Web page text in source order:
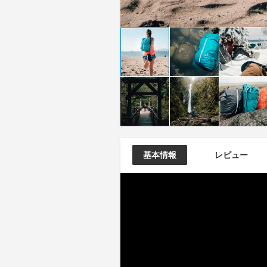
基本情報 レビュー